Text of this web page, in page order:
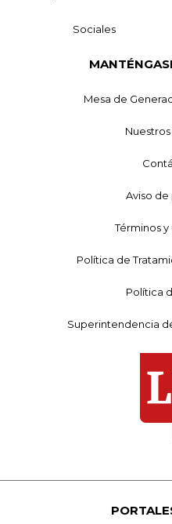
Sociales
Mesa de
Aviso
Términos
Política de
Política
Superintendencia